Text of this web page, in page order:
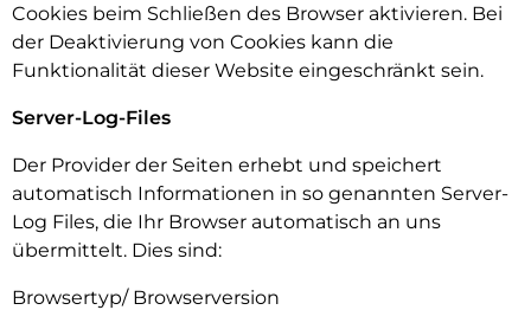
Cookies beim Schließen des Browser aktivieren. Bei
der Deaktivierung von Cookies kann die
Funktionalität dieser Website eingeschränkt sein.
Server-Log-Files
Der Provider der Seiten erhebt und speichert
automatisch Informationen in so genannten Server-
Log Files, die Ihr Browser automatisch an uns
übermittelt. Dies sind:
Browsertyp/ Browserversion